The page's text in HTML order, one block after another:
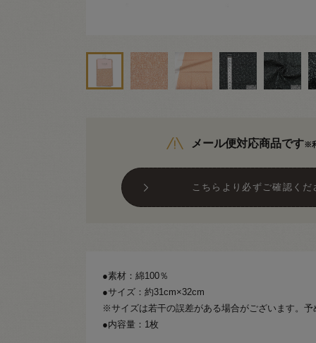
メール便対応商品です※
こちらより必ずご確認くだ
●素材：綿100％
●サイズ：約31cm×32cm
※サイズは若干の誤差がある場合がございます。
●内容量：1枚